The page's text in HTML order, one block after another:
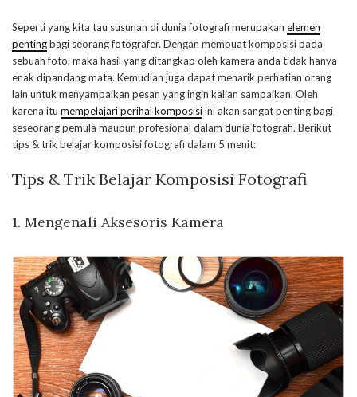
Seperti yang kita tau susunan di dunia fotografi merupakan elemen
pentingbagi seorang fotografer. Dengan membuat komposisi pada
sebuah foto, maka hasil yang ditangkap oleh kamera anda tidak hanya
enak dipandang mata. Kemudian juga dapat menarik perhatian orang
lain untuk menyampaikan pesan yang ingin kalian sampaikan. Oleh
karena itu mempelajari perihal komposisiini akan sangat penting bagi
seseorang pemula maupun profesional dalam dunia fotografi. Berikut
tips & trik belajar komposisi fotografi dalam 5 menit:
Tips & Trik Belajar Komposisi Fotografi
1. Mengenali Aksesoris Kamera